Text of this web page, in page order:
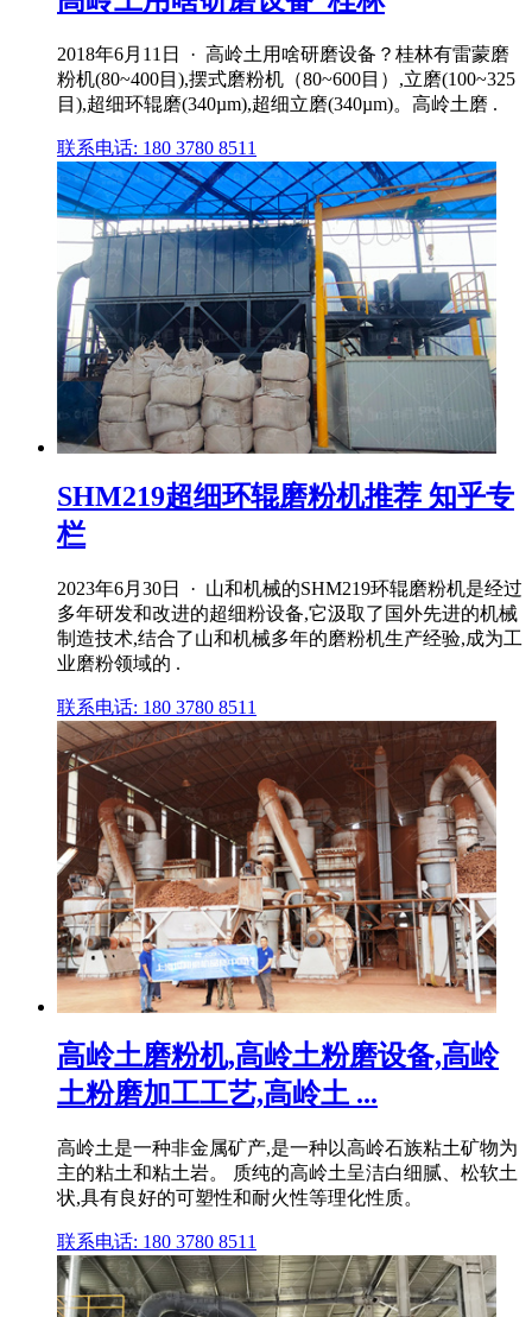
2018年6月11日 · 高岭土用啥研磨设备？桂林有雷蒙磨
粉机(80~400目),摆式磨粉机（80~600目）,立磨(100~325
目),超细环辊磨(340µm),超细立磨(340µm)。高岭土磨 .
联系电话: 180 3780 8511
SHM219超细环辊磨粉机推荐 知乎专
栏
2023年6月30日 · 山和机械的SHM219环辊磨粉机是经过
多年研发和改进的超细粉设备,它汲取了国外先进的机械
制造技术,结合了山和机械多年的磨粉机生产经验,成为工
业磨粉领域的 .
联系电话: 180 3780 8511
高岭土磨粉机,高岭土粉磨设备,高岭
土粉磨加工工艺,高岭土 ...
高岭土是一种非金属矿产,是一种以高岭石族粘土矿物为
主的粘土和粘土岩。 质纯的高岭土呈洁白细腻、松软土
状,具有良好的可塑性和耐火性等理化性质。
联系电话: 180 3780 8511